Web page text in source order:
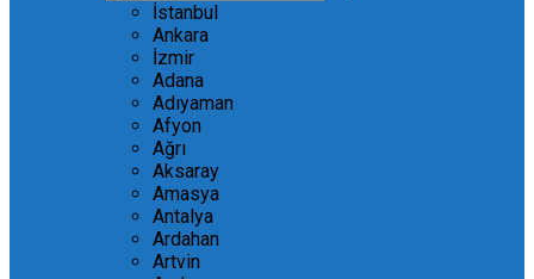
İstanbul
Ankara
İzmir
Adana
Adıyaman
Afyon
Ağrı
Aksaray
Amasya
Antalya
Ardahan
Artvin